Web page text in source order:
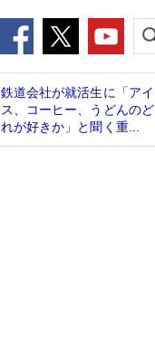
鉄道会社が就活生に「アイ
ス、コーヒー、うどんのど
れが好きか」と聞く重...